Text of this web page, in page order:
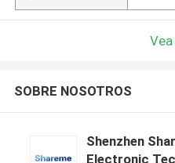
SOBRE NOSOTROS
Shenzhen
Electronic